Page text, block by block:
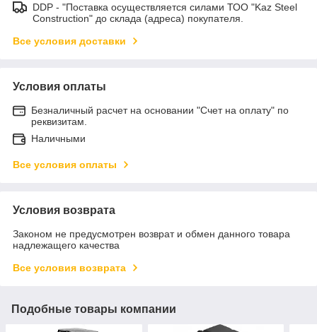
DDP - "Поставка осуществляется силами ТОО "Kaz Steel
Construction" до склада (адреса) покупателя.
Все условия доставки
Условия оплаты
Безналичный расчет на основании "Счет на оплату" по
реквизитам.
Наличными
Все условия оплаты
Условия возврата
Законом не предусмотрен возврат и обмен данного товара
надлежащего качества
Все условия возврата
Подобные товары компании